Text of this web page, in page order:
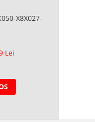
X8X027-
Lei